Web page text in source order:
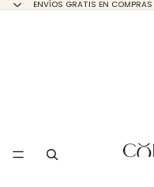
ENVÍOS GRATIS EN COMPRAS